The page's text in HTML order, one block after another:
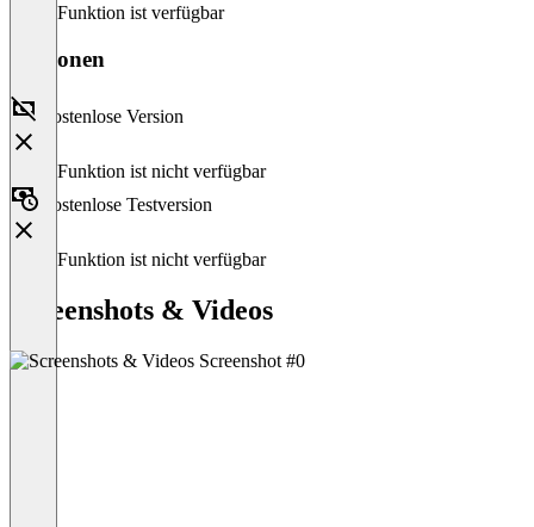
Diese Funktion ist verfügbar
Versionen
Kostenlose Version
Diese Funktion ist nicht verfügbar
Kostenlose Testversion
Diese Funktion ist nicht verfügbar
Screenshots & Videos